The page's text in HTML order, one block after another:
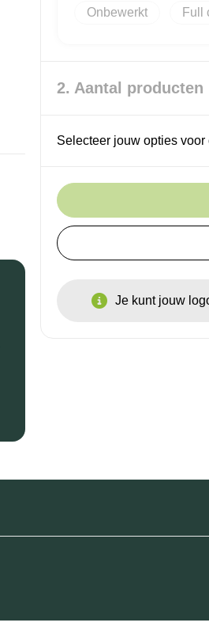
Onbewerkt Full
2. Aantal producten
Selecteer jouw opties
Je kunt jouw